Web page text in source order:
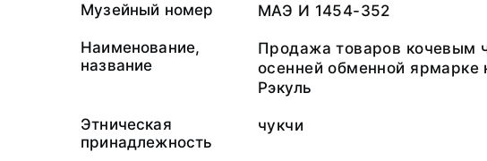
Музейный номер МАЭ И 1454-352
Наименование,
название
Продажа товаров кочевым
осенней обменной ярмарке
Рэкуль
Этническая
принадлежность
чукчи